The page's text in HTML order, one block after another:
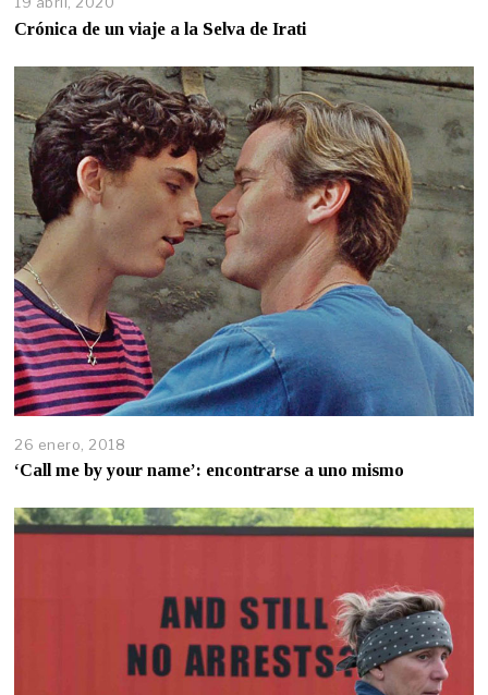
Crónica de un viaje a la Selva de Irati
26 enero, 2018
‘Call me by your name’: encontrarse a uno mismo